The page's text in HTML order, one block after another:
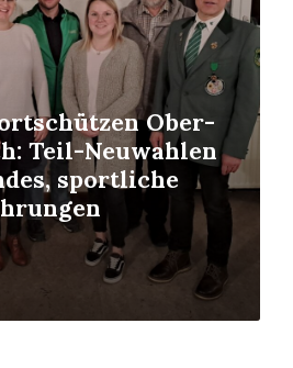
Ober-
Teil-Neuwahlen
sportliche